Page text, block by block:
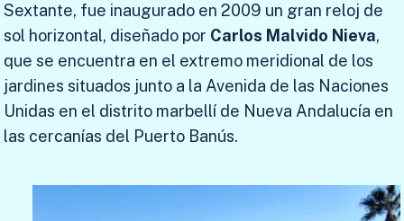
Sextante, fue inaugurado en 2009 un gran reloj de
sol horizontal, diseñado por Carlos Malvido Nieva,
que se encuentra en el extremo meridional de los
jardines situados junto a la Avenida de las Naciones
Unidas en el distrito marbellí de Nueva Andalucía en
las cercanías del Puerto Banús.